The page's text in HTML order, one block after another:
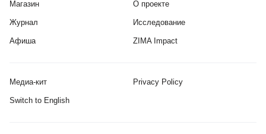
Магазин
Журнал
Афиша
О проекте
Исследование
ZIMA Impact
Медиа-кит Privacy Policy
Switch to English